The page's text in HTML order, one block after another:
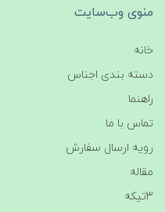
منوی وب‌سایت
خانه
دسته بندی اجناس
راهنما
تماس با ما
رویه ارسال سفارش
مقاله
3تیکه